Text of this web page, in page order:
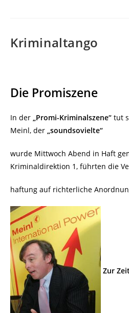
Kriminaltango
Die Promiszene
In der „Promi-Kriminalszene“ tut
Meinl, der „soundsovielte“
wurde Mittwoch Abend in Haft
Kriminaldirektion 1, führten die
haftung auf richterliche
Zur